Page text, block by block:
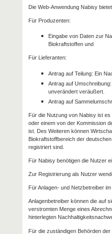
Die Web-Anwendung Nabisy
Für Produzenten:
Eingabe von Daten zur
Biokraftstoffen und
Für Lieferanten:
Antrag auf Teilung: Ein
Antrag auf
unverändert veräußert.
Antrag auf
Für die Nutzung von Nabisy ist
oder einem von der Kommission
ist. Des Weiteren können
Biokraftstoffbereich der
registriert sind.
Für Nabisy benötigen die Nutzer
Zur Registrierung als Nutzer
Für Anlagen- und Netzbetreiber
Anlagenbetreiber können die auf
verstromten Menge eines
hinterlegten
Für die zuständigen Behörden